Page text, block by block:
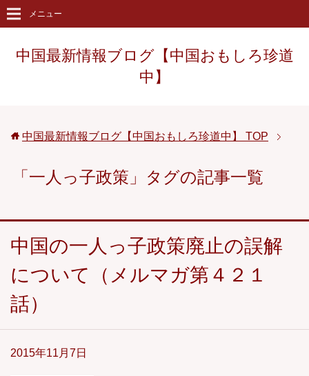
中国最新情報ブログ【中国おもしろ珍道
中】
メニュー
中国最新情報ブログ【中国おもしろ珍道中】 TOP
「一人っ子政策」タグの記事一覧
中国の一人っ子政策廃止の誤解
について（メルマガ第４２１
話）
2015年11月7日